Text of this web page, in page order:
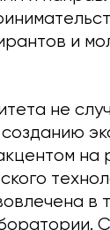
и
не
в